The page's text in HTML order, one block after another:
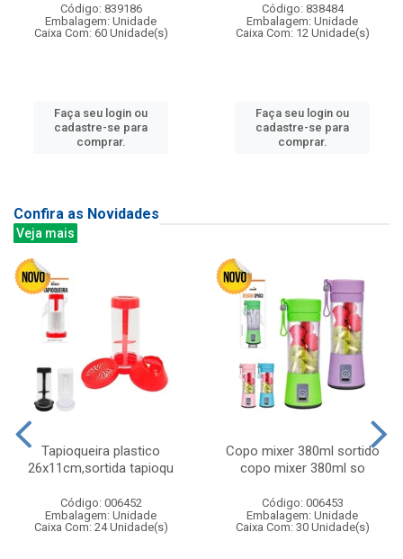
Código: 839186
Embalagem: Unidade
Caixa Com: 60 Unidade(s)
Faça seu login ou
cadastre-se para
comprar.
Código: 838484
Embalagem: Unidade
Caixa Com: 12 Unidade(s)
Faça seu login ou
cadastre-se para
comprar.
Confira as Novidades
Veja mais
Tapioqueira plastico
26x11cm,sortida tapioqu
Código: 006452
Embalagem: Unidade
Caixa Com: 24 Unidade(s)
Copo mixer 380ml sortido
copo mixer 380ml so
Código: 006453
Embalagem: Unidade
Caixa Com: 30 Unidade(s)